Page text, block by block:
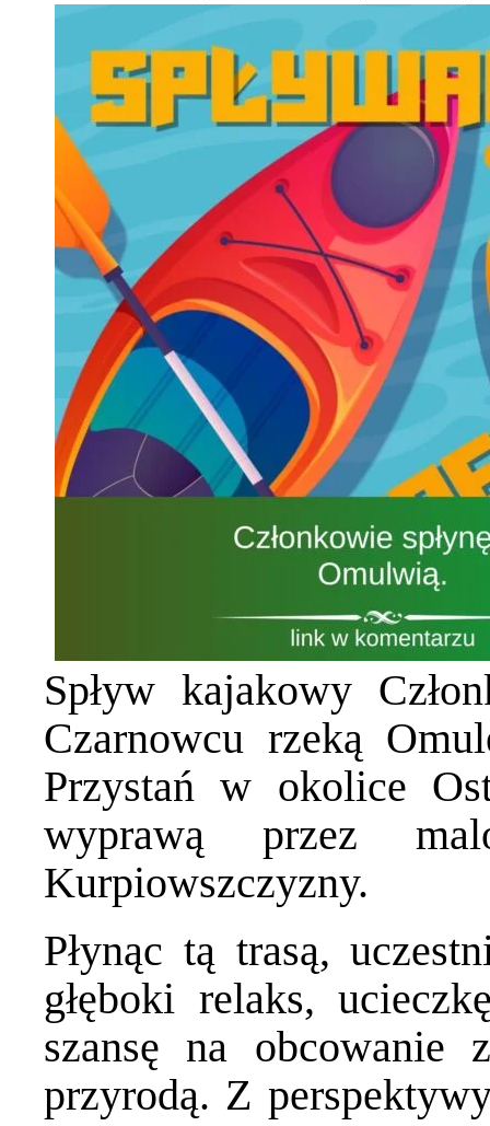
Spływ kajakowy
Czarnowcu rzeką
Przystań w okolice
wyprawą przez
Kurpiowszczyzny.
Płynąc tą trasą,
głęboki relaks,
szansę na obcowanie
przyrodą. Z